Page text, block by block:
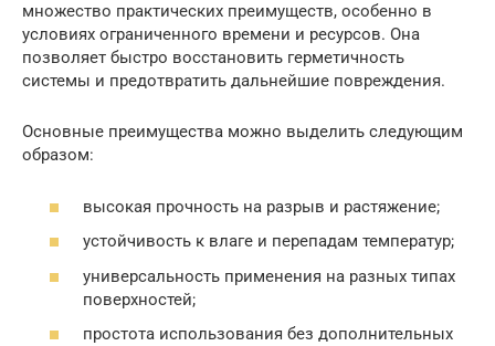
множество практических преимуществ, особенно в
условиях ограниченного времени и ресурсов. Она
позволяет быстро восстановить герметичность
системы и предотвратить дальнейшие повреждения.
Основные преимущества можно выделить следующим
образом:
высокая прочность на разрыв и растяжение;
устойчивость к влаге и перепадам температур;
универсальность применения на разных типах
поверхностей;
простота использования без дополнительных